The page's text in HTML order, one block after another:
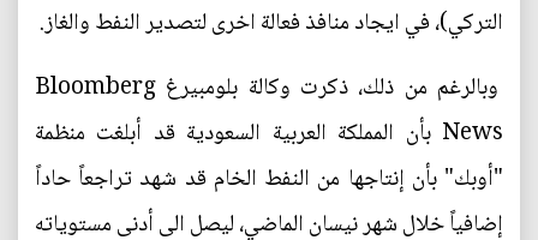
التركي)، في ايجاد منافذ فعالة اخرى لتصدير النفط والغاز.
وبالرغم من ذلك، ذكرت وكالة بلومبيرغ Bloomberg
News بأن المملكة العربية السعودية قد أبلغت منظمة
"أوبك" بأن إنتاجها من النفط الخام قد شهد تراجعاً حاداً
إضافياً خلال شهر نيسان الماضي، ليصل الى أدنى مستوياته